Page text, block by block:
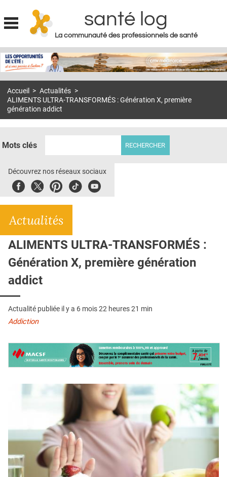
Jump to navigation
santé log
La communauté des professionnels de santé
MON COMPTE
S'ABONNER À LA REVUE SOIN À DOMICILE
E-REVUE SAD
THÉMA
CRÉDITS
Accueil > Actualités >
ALIMENTS ULTRA-TRANSFORMÉS : Génération X, première
génération addict
Mots clés
Découvrez nos réseaux sociaux
FacebookTwitterPinterest
TiktokYoubute
Actualités
ALIMENTS ULTRA-TRANSFORMÉS :
Génération X, première génération
addict
Actualité publiée il y a 6 mois 22 heures 21 min
Addiction